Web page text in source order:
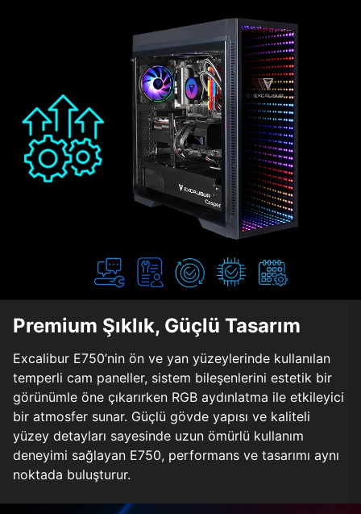
Premium Şıklık, Güçlü Tasarım
Excalibur E750’nin ön ve yan yüzeylerinde kullanılan
temperli cam paneller, sistem bileşenlerini estetik bir
görünümle öne çıkarırken RGB aydınlatma ile etkileyici
bir atmosfer sunar. Güçlü gövde yapısı ve kaliteli
yüzey detayları sayesinde uzun ömürlü kullanım
deneyimi sağlayan E750, performans ve tasarımı aynı
noktada buluşturur.